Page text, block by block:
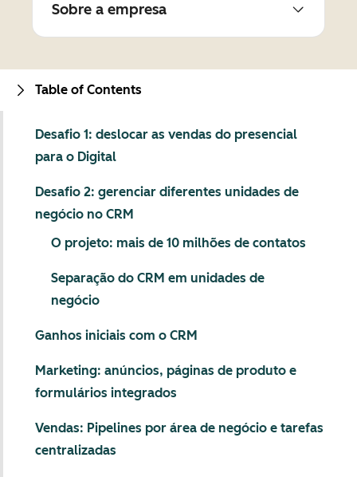
Sobre a empresa
Table of Contents
Desafio 1: deslocar as vendas do presencial
para o Digital
Desafio 2: gerenciar diferentes unidades de
negócio no CRM
O projeto: mais de 10 milhões de contatos
Separação do CRM em unidades de
negócio
Ganhos iniciais com o CRM
Marketing: anúncios, páginas de produto e
formulários integrados
Vendas: Pipelines por área de negócio e tarefas
centralizadas